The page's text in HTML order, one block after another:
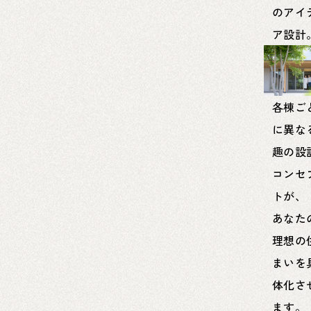
のアイ
ア設計
各棟ご
に異な
趣の設
コンセ
トが、
あなた
理想の
まいを
体化さ
ます。